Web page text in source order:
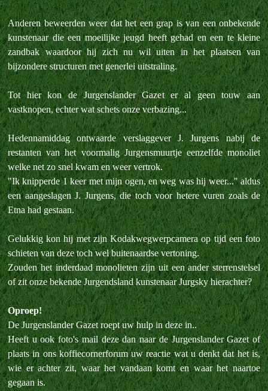
Anderen beweerden weer dat het een grap is van een onbekende
kunstenaar die een moeilijke jeugd heeft gehad en een te kleine
zandbak waardoor hij zich nu wil uiten in het plaatsen van
bijzondere structuren met generlei uitstraling.
Tot hier kon de Jurgenslander Gazet er al geen touw aan
vastknopen, echter wat schets onze verbazing...
Hedennamiddag ontwaarde verslaggever J. Jurgens nabij de
restanten van het voormalig Jurgensmuurtje eenzelfde monoliet
welke net zo snel kwam en weer vertrok.
"Ik knipperde 1 keer met mijn ogen, en weg was hij weer..." aldus
een aangeslagen J. Jurgens, die toch voor hetere vuren zoals de
Etna had gestaan.
Gelukkig kon hij met zijn Kodakwegwerpcamera op tijd een foto
schieten van deze toch wel buitenaardse vertoning.
Zouden het inderdaad monolieten zijn uit een ander sterrenstelsel
of zit onze bekende Jurgendsland kunstenaar Jurgsky hierachter?
Oproep!
De Jurgenslander Gazet roept uw hulp in deze in..
Heeft u ook foto's mail deze dan naar de Jurgenslander Gazet of
plaats in ons koffiecornerforum uw reactie wat u denkt dat het is,
wie er achter zit, waar het vandaan komt en waar het naartoe
gegaan is.